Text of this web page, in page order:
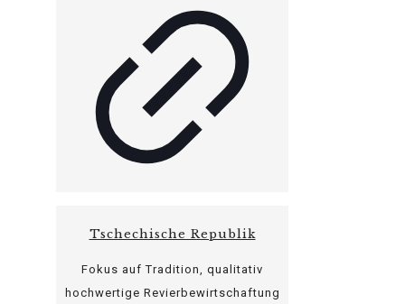
Tschechische Republik
Fokus auf Tradition, qualitativ
hochwertige Revierbewirtschaftung